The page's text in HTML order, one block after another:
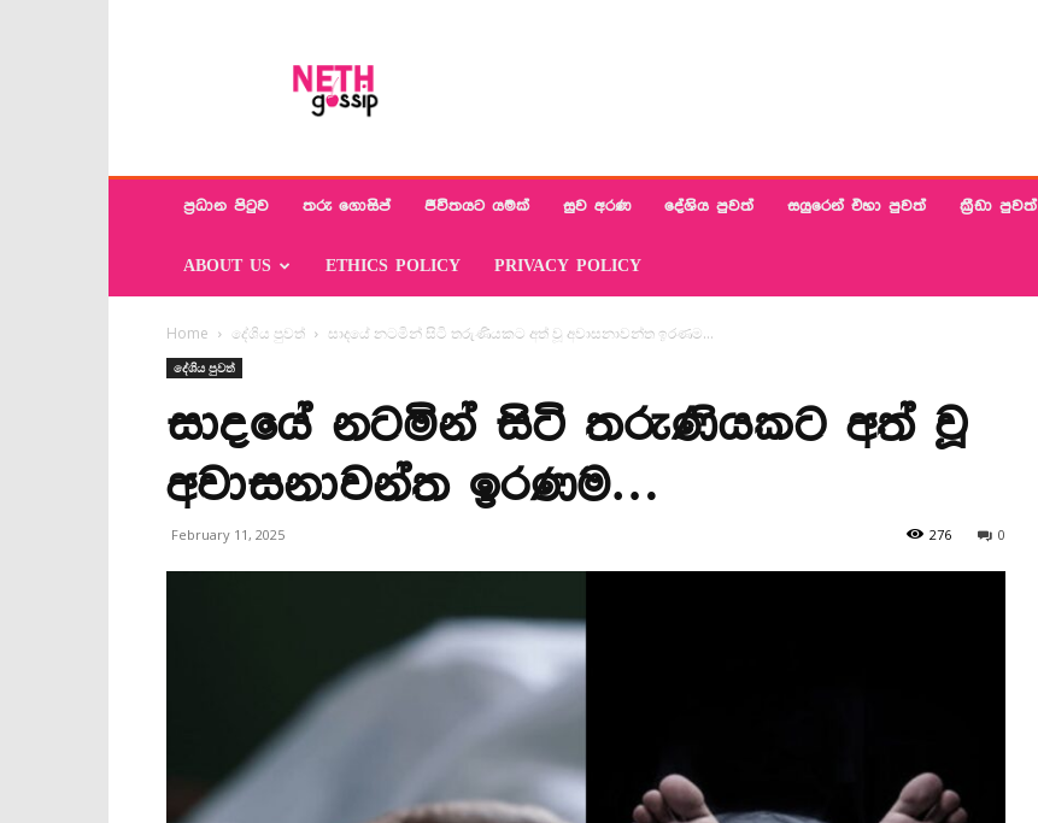
ප්‍රධාන පිටුව තරු ගොසිප් ජීවිතයට යමක් සුව අරණ දේශිය පුවත් සයුරෙන් එහා පුවත් ක්‍රීඩා පුවත්
ABOUT US ETHICS POLICY PRIVACY POLICY
Home දේශිය පුවත් සාදයේ නටමින් සිටි තරුණියකට අත් වූ අවාසනාවන්ත ඉරණම…
දේශිය පුවත්
සාදයේ නටමින් සිටි තරුණියකට අත් වූ
අවාසනාවන්ත ඉරණම…
February 11, 2025 0
276